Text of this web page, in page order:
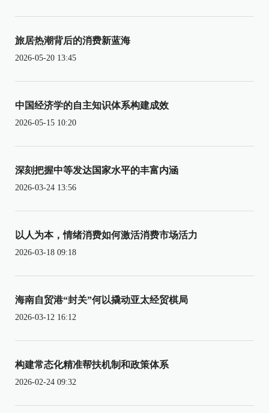
旅居热潮背后的消费新蓝海
2026-05-20 13:45
中国经济学的自主知识体系构建成效
2026-05-15 10:20
深刻把握中等发达国家水平的丰富内涵
2026-03-24 13:56
以人为本，情绪消费如何激活消费市场活力
2026-03-18 09:18
海南自贸港“封关”何以撬动亚太经贸棋局
2026-03-12 16:12
构建常态化精准帮扶机制和政策体系
2026-02-24 09:32